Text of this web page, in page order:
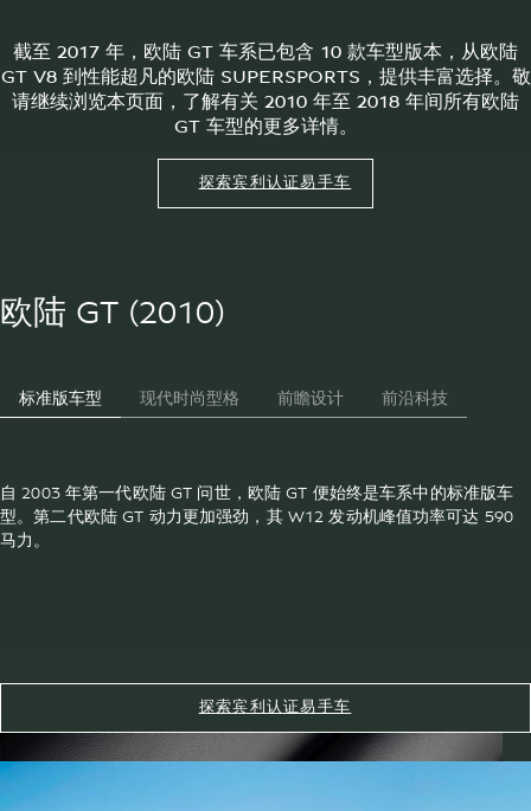
截至 2017 年，欧陆 GT 车系已包含 10 款车型版本，从欧陆
GT V8 到性能超凡的欧陆 SUPERSPORTS，提供丰富选择。敬
请继续浏览本页面，了解有关 2010 年至 2018 年间所有欧陆
GT 车型的更多详情。
探索宾利认证易手车
欧陆 GT (2010)
标准版车型 现代时尚型格 前瞻设计 前沿科技
自 2003 年第一代欧陆 GT 问世，欧陆 GT 便始终是车系中的标准版车
型。第二代欧陆 GT 动力更加强劲，其 W12 发动机峰值功率可达 590
马力。
探索宾利认证易手车